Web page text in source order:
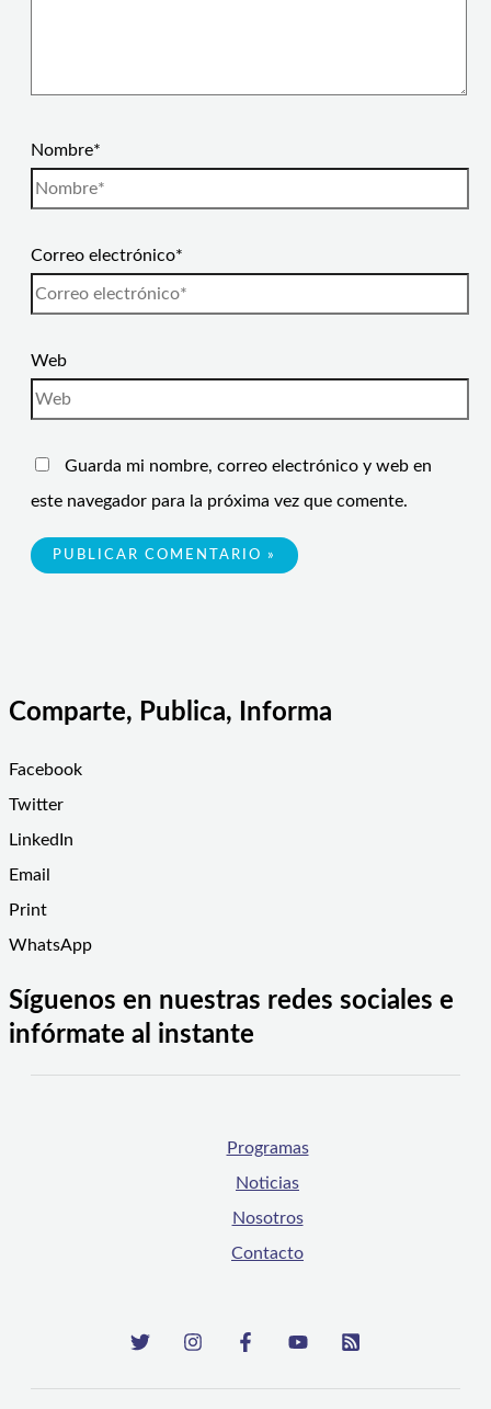
Nombre*
Correo electrónico*
Web
Guarda mi nombre, correo electrónico y web en
este navegador para la próxima vez que comente.
Comparte, Publica, Informa
Facebook
Twitter
LinkedIn
Email
Print
WhatsApp
Síguenos en nuestras redes sociales e
infórmate al instante
Programas
Noticias
Nosotros
Contacto